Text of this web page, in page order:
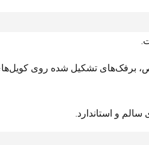
تشکیل شده روی کویل‌های
و استاندارد.